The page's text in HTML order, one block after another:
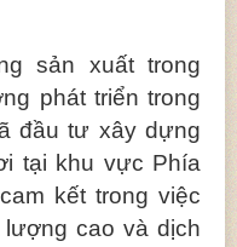
sản xuất trong
phát triển trong
đầu tư xây dựng
tại khu vực Phía
kết trong việc
cao và dịch